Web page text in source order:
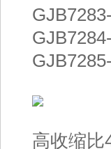
高收缩比